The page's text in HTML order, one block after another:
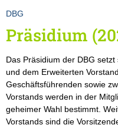
DBG
Präsidium
Das Präsidium der DBG
und dem Erweiterten
Geschäftsführenden sowie
Vorstands werden in der
geheimer Wahl bestimmt.
Vorstands sind die